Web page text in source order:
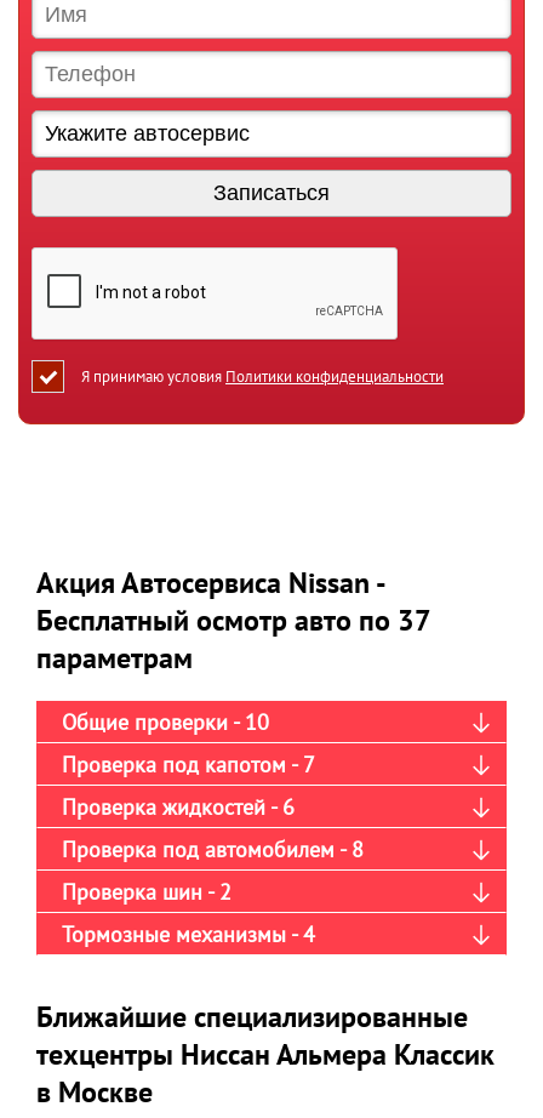
Я принимаю условия Политики конфиденциальности
Акция Автосервиса Nissan -
Бесплатный осмотр авто по 37
параметрам
Общие проверки - 10
Проверка под капотом - 7
Проверка жидкостей - 6
Проверка под автомобилем - 8
Проверка шин - 2
Тормозные механизмы - 4
Ближайшие специализированные
техцентры Ниссан Альмера Классик
в Москве